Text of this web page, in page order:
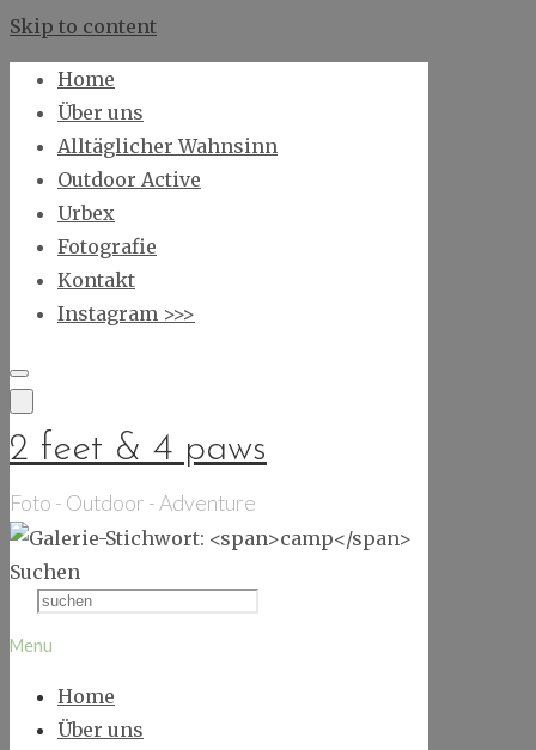
Skip to content
Home
Über uns
Alltäglicher Wahnsinn
Outdoor Active
Urbex
Fotografie
Kontakt
Instagram >>>
2 feet & 4 paws
Foto - Outdoor - Adventure
Suchen
Menu
Home
Über uns